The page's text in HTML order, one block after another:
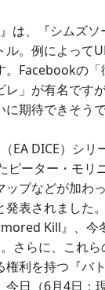
は、『シムズソ
ル。例によって
。Facebookの「
レ」が有名です
期待できそうで
EA DICE）シリ
ピーター・モリ
ップなどが加わ
発表されました
Kill』、今
さらに、これ
利を持つ『バ
今日（6月4日：